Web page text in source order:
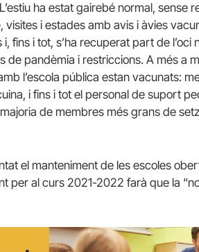
ha estat gairebé normal, sense
visites i estades amb avis i àvies
fins i tot, s’ha recuperat part de l’oci
de pandèmia i restriccions. A més a
l’escola pública estan vacunats:
i fins i tot el personal de suport
de membres més grans de
el manteniment de les escoles
per al curs 2021-2022 farà que la